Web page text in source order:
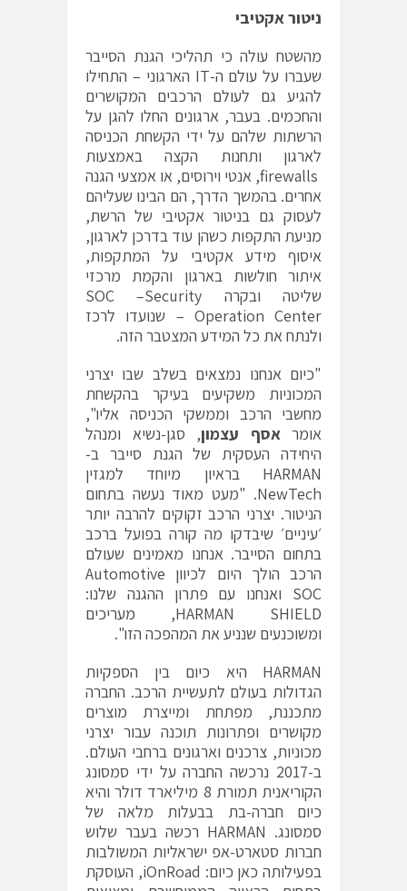
ניטור אקטיבי
מהשטח עולה כי תהליכי הגנת הסייבר
שעברו על עולם ה-IT הארגוני – התחילו
להגיע גם לעולם הרכבים המקושרים
והחכמים. בעבר, ארגונים החלו להגן על
הרשתות שלהם על ידי הקשחת הכניסה
לארגון ותחנות הקצה באמצעות
firewalls, אנטי וירוסים, או אמצעי הגנה
אחרים. בהמשך הדרך, הם הבינו שעליהם
לעסוק גם בניטור אקטיבי של הרשת,
מניעת התקפות כשהן עוד בדרכן לארגון,
איסוף מידע אקטיבי על המתקפות,
איתור חולשות בארגון והקמת מרכזי
שליטה ובקרה SOC –Security
Operation Center – שנועדו לרכז
ולנתח את כל המידע המצטבר הזה.
"כיום אנחנו נמצאים בשלב שבו יצרני
המכוניות משקיעים בעיקר בהקשחת
מחשבי הרכב וממשקי הכניסה אליו",
אומראסף עצמון, סגן-נשיא ומנהל
היחידה העסקית של הגנת סייבר ב-
HARMAN בראיון מיוחד למגזין
NewTech. "מעט מאוד נעשה בתחום
הניטור. יצרני הרכב זקוקים להרבה יותר
׳עיניים׳ שיבדקו מה קורה בפועל ברכב
בתחום הסייבר. אנחנו מאמינים שעולם
הרכב הולך היום לכיוון Automotive
SOC ואנחנו עם פתרון ההגנה שלנו:
HARMAN SHIELD, מעריכים
ומשוכנעים שנניע את המהפכה הזו".
HARMAN היא כיום בין הספקיות
הגדולות בעולם לתעשיית הרכב. החברה
מתכננת, מפתחת ומייצרת מוצרים
מקושרים ופתרונות תוכנה עבור יצרני
מכוניות, צרכנים וארגונים ברחבי העולם.
ב-2017 נרכשה החברה על ידי סמסונג
הקוריאנית תמורת 8 מיליארד דולר והיא
כיום חברה-בת בבעלות מלאה של
סמסונג. HARMAN רכשה בעבר שלוש
חברות סטארט-אפ ישראליות המשולבות
בפעילותה כאן כיום: iOnRoad, העוסקת